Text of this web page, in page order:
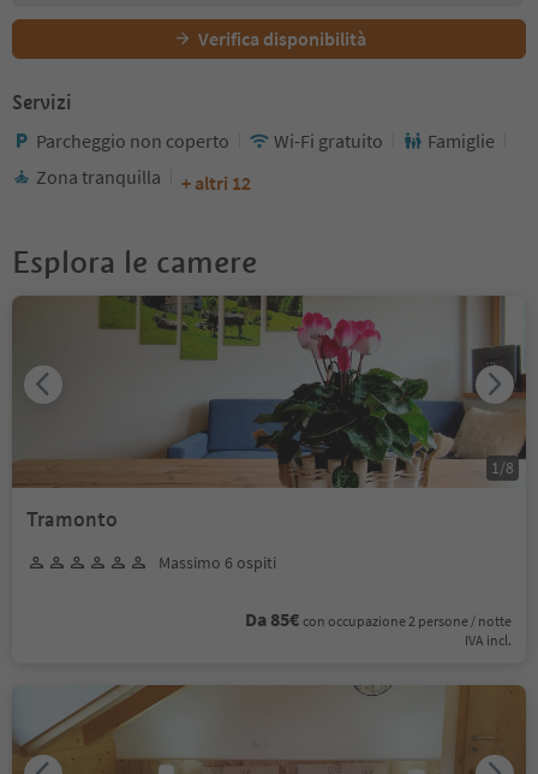
Verifica disponibilità
Servizi
Parcheggio non coperto Wi-Fi gratuito
Famiglie
Zona tranquilla
+ altri 12
Esplora le camere
Tramonto
Massimo 6 ospiti
Da 85€ con occupazione 2 persone / notte
IVA incl.
1 /8